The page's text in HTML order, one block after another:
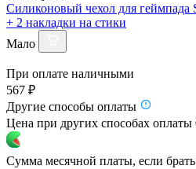
Силиконовый чехол для геймпада
+ 2 накладки на стики
Мало
При оплате наличными
567 ₽
Другие способы оплаты
Цена при других способах оплаты
Сумма месячной платы, если